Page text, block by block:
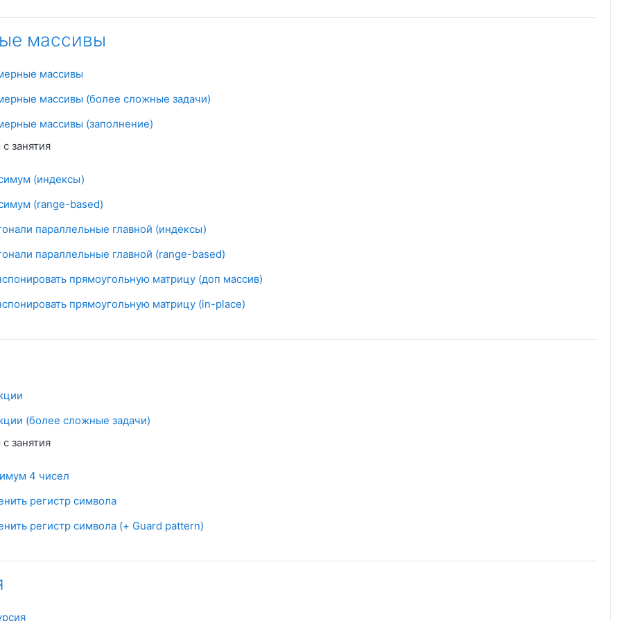
массивы
массивыУсловия задач
массивы (более сложные задачи)Условия задач
массивы (заполнение)Условия задач
занятия
(индексы)
Файл
(range-based)
Файл
параллельные главной (индексы)
Файл
параллельные главной (range-based)
Файл
прямоугольную матрицу (доп массив)
Файл
прямоугольную матрицу (in-place)
Файл
Условия задач
(более сложные задачи)Условия задач
занятия
4 чисел
Файл
регистр символа
Файл
регистр символа (+ Guard pattern)
Файл
Условия задач